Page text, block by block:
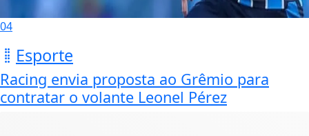
04
Esporte
Racing envia proposta ao Grêmio para
contratar o volante Leonel Pérez